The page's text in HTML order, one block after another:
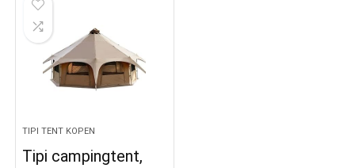
TIPI TENT KOPEN
Tipi campingtent,